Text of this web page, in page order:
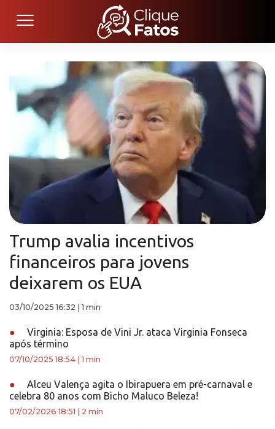
Trump avalia incentivos
financeiros para jovens
deixarem os EUA
03/10/2025 16:32 |1 min
●
Virginia: Esposa de Vini Jr. ataca Virginia Fonseca
após término
07/10/2025 18:54 |1 min
●
Alceu Valença agita o Ibirapuera em pré-carnaval e
celebra 80 anos com Bicho Maluco Beleza!
07/02/2026 18:51 2 min